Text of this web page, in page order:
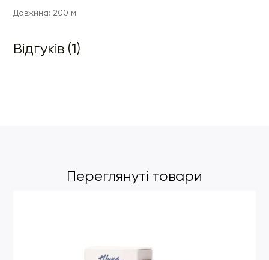
Довжина: 200 м
Відгуків (1)
Переглянуті товари